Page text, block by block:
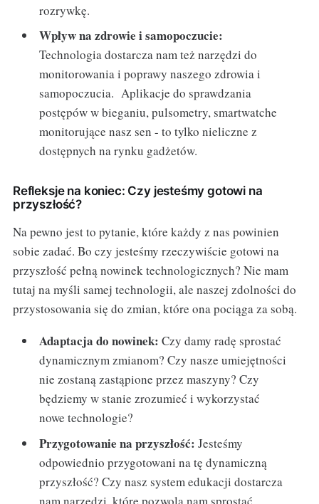
rozrywkę.
Wpływ na zdrowie i samopoczucie:
Technologia dostarcza nam też narzędzi do
monitorowania i poprawy naszego zdrowia i
samopoczucia. Aplikacje do sprawdzania
postępów w bieganiu, pulsometry, smartwatche
monitorujące nasz sen - to tylko nieliczne z
dostępnych na rynku gadżetów.
Refleksje na koniec: Czy jesteśmy gotowi na
przyszłość?
Na pewno jest to pytanie, które każdy z nas powinien
sobie zadać. Bo czy jesteśmy rzeczywiście gotowi na
przyszłość pełną nowinek technologicznych? Nie mam
tutaj na myśli samej technologii, ale naszej zdolności do
przystosowania się do zmian, które ona pociąga za sobą.
Adaptacja do nowinek: Czy damy radę sprostać
dynamicznym zmianom? Czy nasze umiejętności
nie zostaną zastąpione przez maszyny? Czy
będziemy w stanie zrozumieć i wykorzystać
nowe technologie?
Przygotowanie na przyszłość: Jesteśmy
odpowiednio przygotowani na tę dynamiczną
przyszłość? Czy nasz system edukacji dostarcza
nam narzędzi, które pozwolą nam sprostać